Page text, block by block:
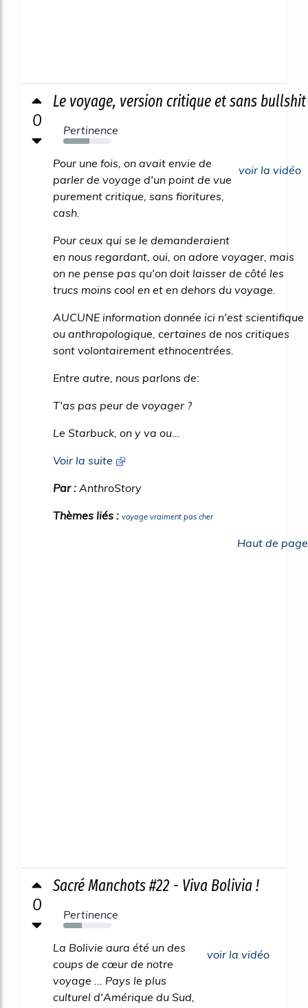
0
Le voyage, version critique et sans bullshit
Pertinence
54%
voir la vidéo
Pour une fois, on avait envie de
parler de voyage d'un point de vue
purement critique, sans fioritures,
cash.
Pour ceux qui se le demanderaient
en nous regardant, oui, on adore voyager, mais
on ne pense pas qu'on doit laisser de côté les
trucs moins cool en et en dehors du voyage.
AUCUNE information donnée ici n'est scientifique
ou anthropologique, certaines de nos critiques
sont volontairement ethnocentrées.
Entre autre, nous parlons de:
T'as pas peur de voyager ?
Le Starbuck, on y va ou...
Voir la suite
Par : AnthroStory
Thèmes liés : voyage vraiment pas cher
Haut de page
0
Sacré Manchots #22 - Viva Bolivia !
Pertinence
39%
voir la vidéo
La Bolivie aura été un des
coups de cœur de notre
voyage ... Pays le plus
culturel d'Amérique du Sud,